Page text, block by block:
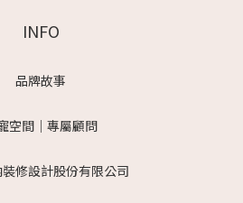
INFO
品牌故事
空間｜專屬顧問
修設計股份有限公司